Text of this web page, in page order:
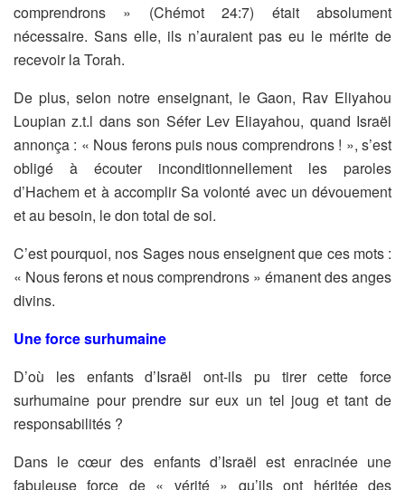
comprendrons » (Chémot 24:7) était absolument
nécessaire. Sans elle, ils n’auraient pas eu le mérite de
recevoir la Torah.
De plus, selon notre enseignant, le Gaon, Rav Eliyahou
Loupian z.t.l dans son Séfer Lev Eliayahou, quand Israël
annonça : « Nous ferons puis nous comprendrons ! », s’est
obligé à écouter inconditionnellement les paroles
d’Hachem et à accomplir Sa volonté avec un dévouement
et au besoin, le don total de soi.
C’est pourquoi, nos Sages nous enseignent que ces mots :
« Nous ferons et nous comprendrons » émanent des anges
divins.
Une force surhumaine
D’où les enfantsd’Israël ont-ils pu tirer cette force
surhumaine pour prendre sur eux un tel joug et tant de
responsabilités ?
Dans le cœur des enfants d’Israël est enracinée une
fabuleuse force de « vérité » qu’ils ont héritée des